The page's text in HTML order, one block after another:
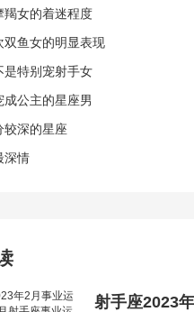
羯女的着迷程度
双鱼女的明显表现
是特别宠射手女
成公主的星座男
较深的星座
深情
射手座2023